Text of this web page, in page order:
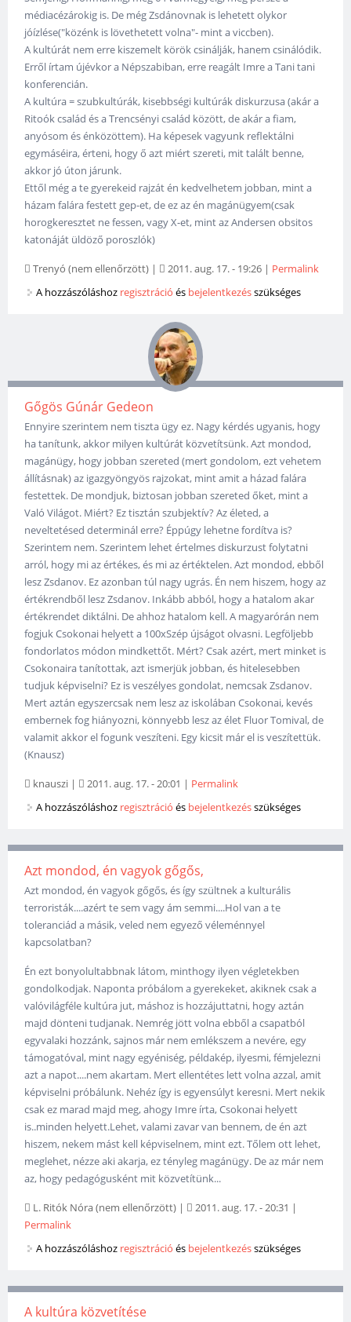
médiacézárokig is. De még Zsdánovnak is lehetett olykor
jóízlése("közénk is lövethetett volna"- mint a viccben).
A kultúrát nem erre kiszemelt körök csinálják, hanem csinálódik.
Erről írtam újévkor a Népszabiban, erre reagált Imre a Tani tani
konferencián.
A kultúra = szubkultúrák, kisebbségi kultúrák diskurzusa (akár a
Ritoók család és a Trencsényi család között, de akár a fiam,
anyósom és énközöttem). Ha képesek vagyunk reflektálni
egymáséira, érteni, hogy ő azt miért szereti, mit talált benne,
akkor jó úton járunk.
Ettől még a te gyerekeid rajzát én kedvelhetem jobban, mint a
házam falára festett gep-et, de ez az én magánügyem(csak
horogkeresztet ne fessen, vagy X-et, mint az Andersen obsitos
katonáját üldöző poroszlók)
Trenyó (nem ellenőrzött) | 2011. aug. 17. - 19:26 | Permalink
A hozzászóláshoz regisztráció és bejelentkezésszükséges
Gőgös Gúnár Gedeon
Ennyire szerintem nem tiszta ügy ez. Nagy kérdés ugyanis, hogy
ha tanítunk, akkor milyen kultúrát közvetítsünk. Azt mondod,
magánügy, hogy jobban szereted (mert gondolom, ezt vehetem
állításnak) az igazgyöngyös rajzokat, mint amit a házad falára
festettek. De mondjuk, biztosan jobban szereted őket, mint a
Való Világot. Miért? Ez tisztán szubjektív? Az életed, a
neveltetésed determinál erre? Éppúgy lehetne fordítva is?
Szerintem nem. Szerintem lehet értelmes diskurzust folytatni
arról, hogy mi az értékes, és mi az értéktelen. Azt mondod, ebből
lesz Zsdanov. Ez azonban túl nagy ugrás. Én nem hiszem, hogy az
értékrendből lesz Zsdanov. Inkább abból, hogy a hatalom akar
értékrendet diktálni. De ahhoz hatalom kell. A magyarórán nem
fogjuk Csokonai helyett a 100xSzép újságot olvasni. Legföljebb
fondorlatos módon mindkettőt. Mért? Csak azért, mert minket is
Csokonaira tanítottak, azt ismerjük jobban, és hitelesebben
tudjuk képviselni? Ez is veszélyes gondolat, nemcsak Zsdanov.
Mert aztán egyszercsak nem lesz az iskolában Csokonai, kevés
embernek fog hiányozni, könnyebb lesz az élet Fluor Tomival, de
valamit akkor el fogunk veszíteni. Egy kicsit már el is veszítettük.
(Knausz)
knauszi | 2011. aug. 17. - 20:01 | Permalink
A hozzászóláshoz regisztráció és bejelentkezésszükséges
Azt mondod, én vagyok gőgős,
Azt mondod, én vagyok gőgős, és így szültnek a kulturális
terroristák....azért te sem vagy ám semmi....Hol van a te
toleranciád a másik, veled nem egyező véleménnyel
kapcsolatban?
Én ezt bonyolultabbnak látom, minthogy ilyen végletekben
gondolkodjak. Naponta próbálom a gyerekeket, akiknek csak a
valóvilágféle kultúra jut, máshoz is hozzájuttatni, hogy aztán
majd dönteni tudjanak. Nemrég jött volna ebből a csapatból
egyvalaki hozzánk, sajnos már nem emlékszem a nevére, egy
támogatóval, mint nagy egyéniség, példakép, ilyesmi, fémjelezni
azt a napot....nem akartam. Mert ellentétes lett volna azzal, amit
képviselni próbálunk. Nehéz így is egyensúlyt keresni. Mert nekik
csak ez marad majd meg, ahogy Imre írta, Csokonai helyett
is..minden helyett.Lehet, valami zavar van bennem, de én azt
hiszem, nekem mást kell képviselnem, mint ezt. Tőlem ott lehet,
meglehet, nézze aki akarja, ez tényleg magánügy. De az már nem
az, hogy pedagógusként mit közvetítünk...
L. Ritók Nóra (nem ellenőrzött) | 2011. aug. 17. - 20:31 |
Permalink
A hozzászóláshoz regisztráció és bejelentkezésszükséges
A kultúra közvetítése